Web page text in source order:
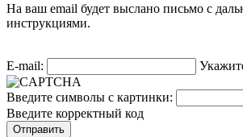
На ваш email будет выслано письмо с
инструкциями.
E-mail:
Введите символы с картинки:
Введите корректный код
Отправить